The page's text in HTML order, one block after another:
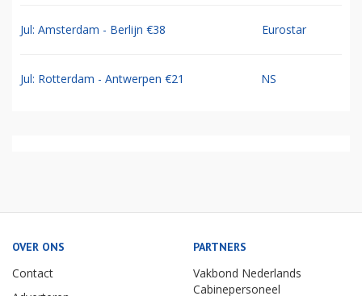
Jul: Amsterdam - Berlijn €38 Eurostar
Jul: Rotterdam - Antwerpen €21 NS
OVER ONS
Contact
PARTNERS
Vakbond Nederlands
Cabinepersoneel